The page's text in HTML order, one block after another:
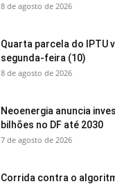
8 de agosto de 2026
Quarta parcela do IPTU
segunda-feira (10)
8 de agosto de 2026
Neoenergia anuncia
bilhões no DF até 2030
7 de agosto de 2026
Corrida contra o